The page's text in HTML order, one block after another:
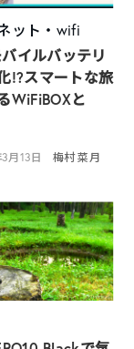
ット・wifi
イルバッテリ
!?スマートな旅
WiFiBOXと
月13日 梅村 菜月